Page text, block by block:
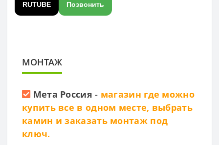
RUTUBE Позвонить
МОНТАЖ
Мета Россия - магазин где можно
купить все в одном месте, выбрать
камин и заказать монтаж под
ключ.